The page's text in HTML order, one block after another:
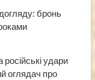
бронь
удари
оглядач про